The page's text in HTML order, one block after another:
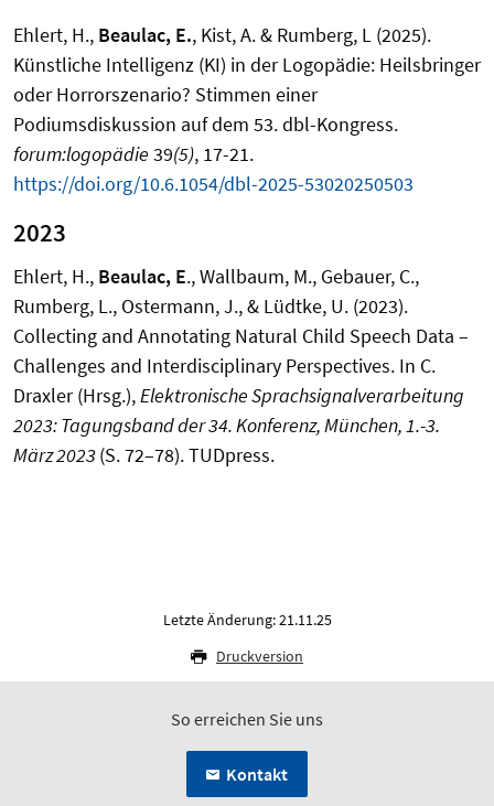
Ehlert, H., Beaulac, E., Kist, A. & Rumberg, L (2025).
Künstliche Intelligenz (KI) in der Logopädie: Heilsbringer
oder Horrorszenario? Stimmen einer
Podiumsdiskussion auf dem 53. dbl-Kongress.
forum:logopädie 39(5), 17-21.
https://doi.org/10.6.1054/dbl-2025-53020250503
2023
Ehlert, H., Beaulac, E., Wallbaum, M., Gebauer, C.,
Rumberg, L., Ostermann, J., & Lüdtke, U. (2023).
Collecting and Annotating Natural Child Speech Data –
Challenges and Interdisciplinary Perspectives. In C.
Draxler (Hrsg.),Elektronische Sprachsignalverarbeitung
2023: Tagungsband der 34. Konferenz, München, 1.-3.
März 2023(S. 72–78). TUDpress.
Letzte Änderung: 21.11.25
Druckversion
So erreichen Sie uns
Kontakt